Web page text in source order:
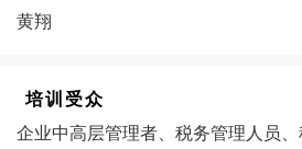
黄翔
培训受众
企业中高层管理者、税务管理人员